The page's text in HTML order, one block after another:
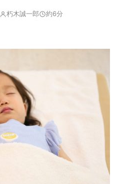
朽木誠一郎 約6分